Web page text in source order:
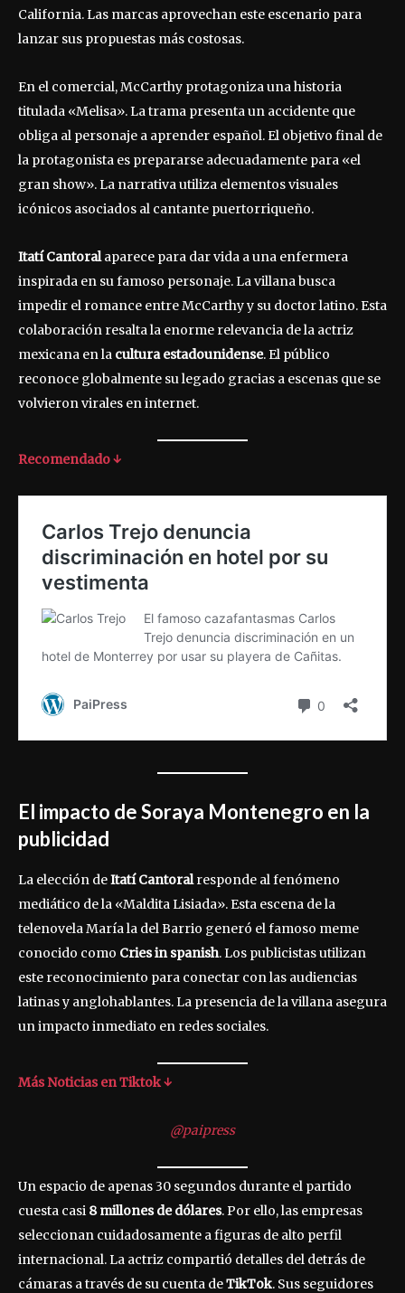
California. Las marcas aprovechan este escenario para
lanzar sus propuestas más costosas.
En el comercial, McCarthy protagoniza una historia
titulada «Melisa». La trama presenta un accidente que
obliga al personaje a aprender español. El objetivo final de
la protagonista es prepararse adecuadamente para «el
gran show». La narrativa utiliza elementos visuales
icónicos asociados al cantante puertorriqueño.
Itatí Cantoralaparece para dar vida a una enfermera
inspirada en su famoso personaje. La villana busca
impedir el romance entre McCarthy y su doctor latino. Esta
colaboración resalta la enorme relevancia de la actriz
mexicana en la cultura estadounidense. El público
reconoce globalmente su legado gracias a escenas que se
volvieron virales en internet.
Recomendado ↓
El impacto de Soraya Montenegro en la
publicidad
La elección deItatí Cantoralresponde al fenómeno
mediático de la «Maldita Lisiada». Esta escena de la
telenovela María la del Barrio generó el famoso meme
conocido como Cries in spanish. Los publicistas utilizan
este reconocimiento para conectar con las audiencias
latinas y anglohablantes. La presencia de la villana asegura
un impacto inmediato en redes sociales.
Más Noticias en Tiktok ↓
@paipress
Un espacio de apenas 30 segundos durante el partido
cuesta casi 8 millones de dólares. Por ello, las empresas
seleccionan cuidadosamente a figuras de alto perfil
internacional. La actriz compartió detalles del detrás de
cámaras a través de su cuenta deTikTok. Sus seguidores